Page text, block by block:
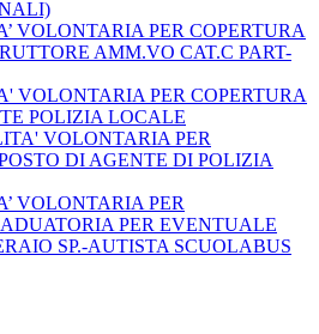
VOLONTARIA PER COPERTURA
AMM.VO CAT.C PART-
VOLONTARIA PER COPERTURA
POLIZIA LOCALE
VOLONTARIA PER
DI AGENTE DI POLIZIA
VOLONTARIA PER
PER EVENTUALE
SP.-AUTISTA SCUOLABUS